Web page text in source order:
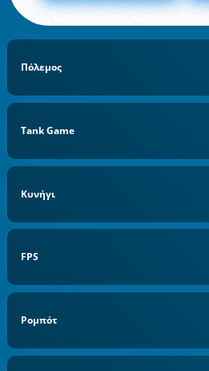
Πόλεμος
Tank Game
Κυνήγι
FPS
Ρομπότ